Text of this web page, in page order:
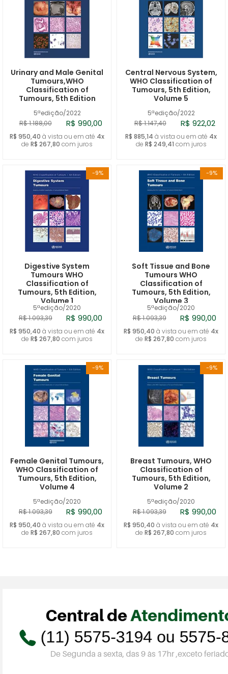
MAIOR PREÇO
A - Z
5ªedição/2022
Urinary and Male Genital
Tumours,WHO
Classification of
Tumours, 5th Edition
R$ 1.188,00 R$ 990,00
R$ 950,40 à vista ou em até 4x
de R$ 267,80 com juros
5ªedição/2022
Central Nervous System,
WHO Classification of
Tumours, 5th Edition,
Volume 5
R$ 1.147,40 R$ 922,02
R$ 885,14 à vista ou em até 4x
de R$ 249,41 com juros
-9%
5ªedição/2020
Digestive System
Tumours WHO
Classification of
Tumours, 5th Edition,
Volume 1
R$ 1.093,39 R$ 990,00
R$ 950,40 à vista ou em até 4x
de R$ 267,80 com juros
-9%
5ªedição/2020
Soft Tissue and Bone
Tumours WHO
Classification of
Tumours, 5th Edition,
Volume 3
R$ 1.093,39 R$ 990,00
R$ 950,40 à vista ou em até 4x
de R$ 267,80 com juros
-9%
5ªedição/2020
Female Genital Tumours,
WHO Classification of
Tumours, 5th Edition,
Volume 4
R$ 1.093,39 R$ 990,00
R$ 950,40 à vista ou em até 4x
de R$ 267,80 com juros
-9%
5ªedição/2020
Breast Tumours, WHO
Classification of
Tumours, 5th Edition,
Volume 2
R$ 1.093,39 R$ 990,00
R$ 950,40 à vista ou em até 4x
de R$ 267,80 com juros